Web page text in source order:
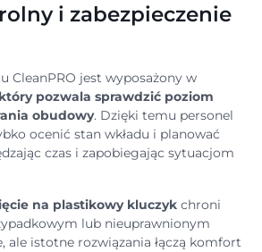
i zabezpieczenie
CleanPRO jest wyposażony w
pozwala sprawdzić poziom
obudowy. Dzięki temu personel
ocenić stan wkładu i planować
czas i zapobiegając sytuacjom
na plastikowy kluczyk chroni
lub nieuprawnionym
ale istotne rozwiązania łączą komfort